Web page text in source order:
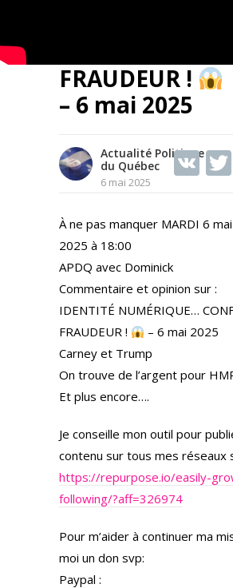
FRAUDEUR !
– 6 mai 2025
Actualité Politique
du Québec
6 mai 2025
V
À ne pas manquer MARDI 6 mai
2025 à 18:00
APDQ avec Dominick
Commentaire et opinion sur :
IDENTITÉ NUMÉRIQUE…
FRAUDEUR !
– 6 mai 2025
Carney et Trump
On trouve de l’argent pour
Et plus encore….
Je conseille mon outil pour
contenu sur tous mes réseaux
https://repurpose.io/easily-
following/?aff=326974
Pour m’aider à continuer ma
moi un don svp:
Paypal :